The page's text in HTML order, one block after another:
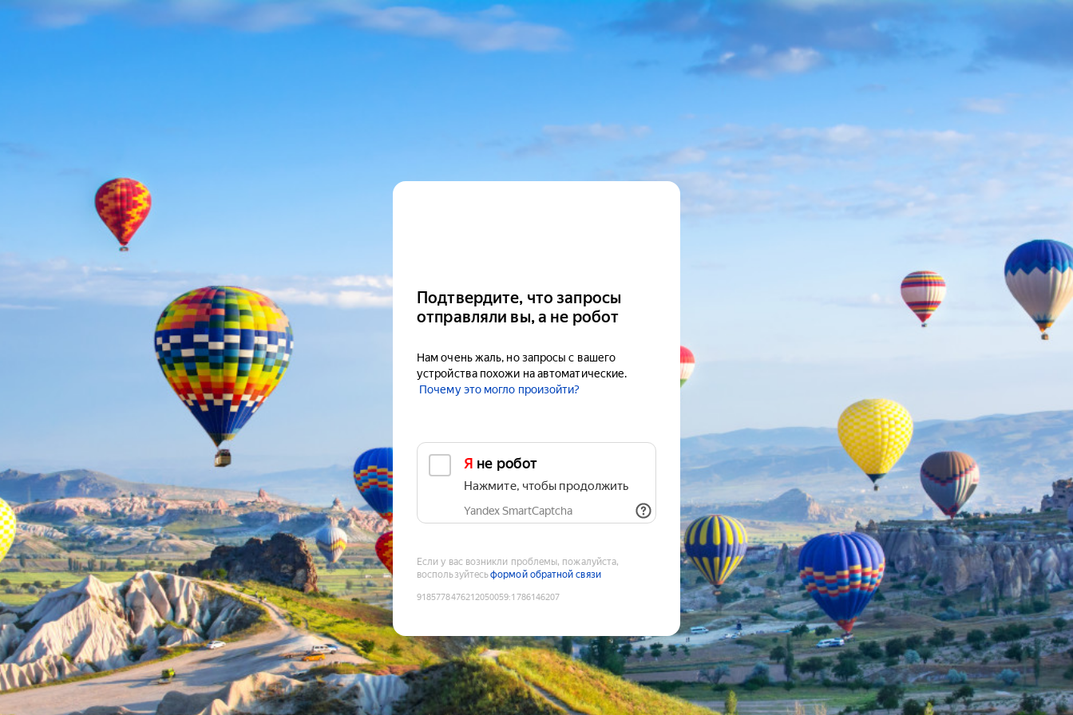
Подтвердите, что запросы
отправляли вы, а не робот
Нам очень жаль, но запросы с вашего
устройства похожи на автоматические.
Почему это могло произойти?
Я не робот
Нажмите, чтобы продолжить
Yandex SmartCaptcha
Если у вас возникли проблемы, пожалуйста,
воспользуйтесьформой обратной связи
9185778476212050059:1786146207